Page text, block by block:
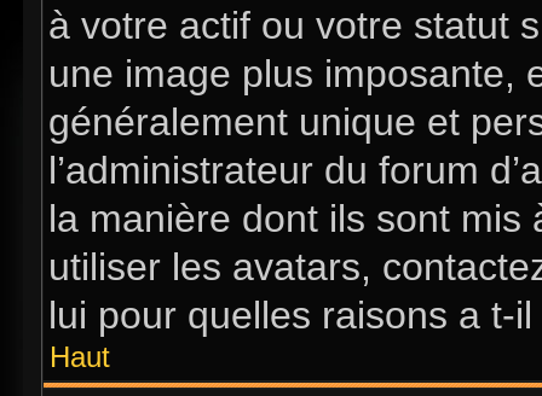
à votre actif ou votre statut
une image plus imposante,
généralement unique et
l’administrateur du forum
la manière dont ils sont mis
utiliser les avatars,
lui pour quelles raisons a t-
Haut